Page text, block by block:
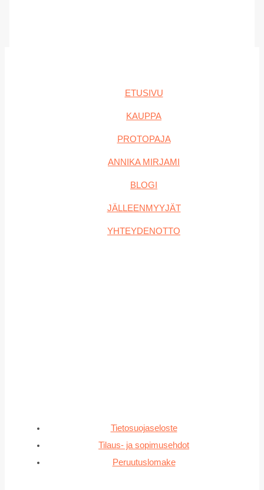
ETUSIVU
KAUPPA
PROTOPAJA
ANNIKA MIRJAMI
BLOGI
JÄLLEENMYYJÄT
YHTEYDENOTTO
Tietosuojaseloste
Tilaus- ja sopimusehdot
Peruutuslomake